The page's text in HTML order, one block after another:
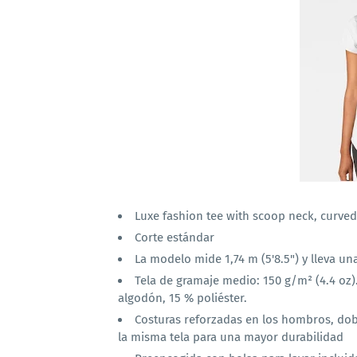
Luxe fashion tee with scoop neck,
Corte estándar
La modelo mide 1,74 m (5'8.5") y lleva
Tela de gramaje medio: 150 g/m² (4.4
algodón, 15 % poliéster.
Costuras reforzadas en los hombros,
la misma tela para una mayor durabilidad